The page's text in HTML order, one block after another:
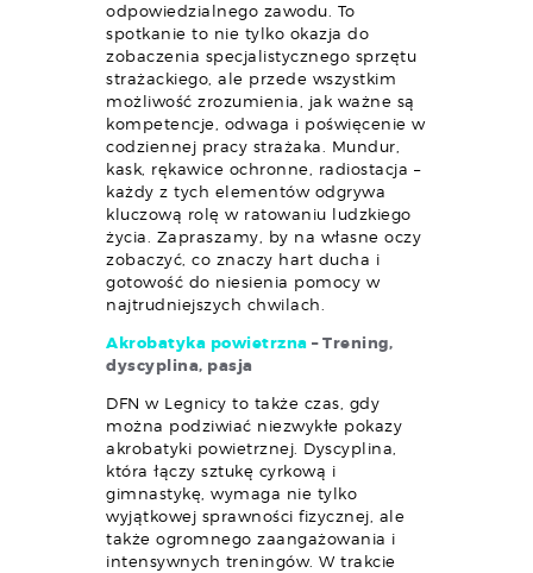
odpowiedzialnego zawodu. To
spotkanie to nie tylko okazja do
zobaczenia specjalistycznego sprzętu
strażackiego, ale przede wszystkim
możliwość zrozumienia, jak ważne są
kompetencje, odwaga i poświęcenie w
codziennej pracy strażaka. Mundur,
kask, rękawice ochronne, radiostacja –
każdy z tych elementów odgrywa
kluczową rolę w ratowaniu ludzkiego
życia. Zapraszamy, by na własne oczy
zobaczyć, co znaczy hart ducha i
gotowość do niesienia pomocy w
najtrudniejszych chwilach.
Akrobatyka powietrzna – Trening,
dyscyplina, pasja
DFN w Legnicy to także czas, gdy
można podziwiać niezwykłe pokazy
akrobatyki powietrznej. Dyscyplina,
która łączy sztukę cyrkową i
gimnastykę, wymaga nie tylko
wyjątkowej sprawności fizycznej, ale
także ogromnego zaangażowania i
intensywnych treningów. W trakcie